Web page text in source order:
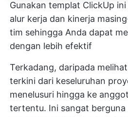
Gunakan templat ClickUp
alur kerja dan kinerja
tim sehingga Anda dapat
dengan lebih efektif
Terkadang, daripada
terkini dari keseluruhan
menelusuri hingga ke
tertentu. Ini sangat berguna